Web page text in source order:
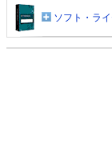
ソフト・ラ